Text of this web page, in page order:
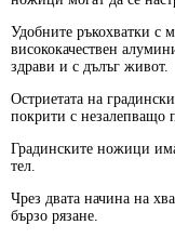
Удобните ръкохватки с
висококачествен
здрави и с дълъг живот.
Остриетата на
покрити с незалепващо
Градинските ножици
тел.
Чрез двата начина на
бързо рязане.